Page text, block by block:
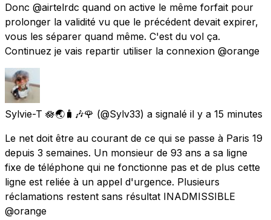
Donc @airtelrdc quand on active le même forfait pour
prolonger la validité vu que le précédent devait expirer,
vous les séparer quand même. C'est du vol ça.
Continuez je vais repartir utiliser la connexion @orange
Sylvie-T 🪷🌏🧳🎶🌹 (@Sylv33) a signalé il y a 15 minutes
Le net doit être au courant de ce qui se passe à Paris 19
depuis 3 semaines. Un monsieur de 93 ans a sa ligne
fixe de téléphone qui ne fonctionne pas et de plus cette
ligne est reliée à un appel d'urgence. Plusieurs
réclamations restent sans résultat INADMISSIBLE
@orange